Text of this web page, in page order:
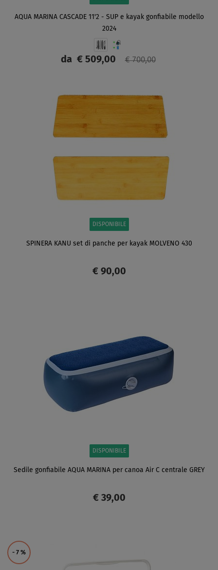
AQUA MARINA CASCADE 11'2 - SUP e kayak gonfiabile modello
2024
da€ 509,00 € 700,00
DISPONIBILE
SPINERA KANU set di panche per kayak MOLVENO 430
€ 90,00
DISPONIBILE
Sedile gonfiabile AQUA MARINA per canoa Air C centrale GREY
€ 39,00
- 7 %